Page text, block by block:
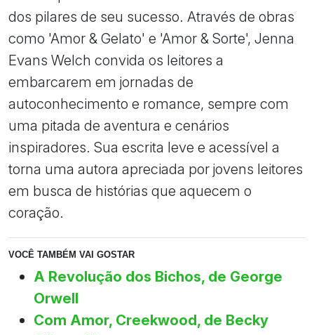
dos pilares de seu sucesso. Através de obras
como 'Amor & Gelato' e 'Amor & Sorte', Jenna
Evans Welch convida os leitores a
embarcarem em jornadas de
autoconhecimento e romance, sempre com
uma pitada de aventura e cenários
inspiradores. Sua escrita leve e acessível a
torna uma autora apreciada por jovens leitores
em busca de histórias que aquecem o
coração.
VOCÊ TAMBÉM VAI GOSTAR
A Revolução dos Bichos, de George
Orwell
Com Amor, Creekwood, de Becky